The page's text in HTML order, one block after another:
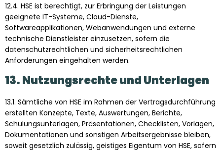
12.4. HSE ist berechtigt, zur Erbringung der Leistungen
geeignete IT-Systeme, Cloud-Dienste,
Softwareapplikationen, Webanwendungen und externe
technische Dienstleister einzusetzen, sofern die
datenschutzrechtlichen und sicherheitsrechtlichen
Anforderungen eingehalten werden.
13. Nutzungsrechte und Unterlagen
13.1. Sämtliche von HSE im Rahmen der Vertragsdurchführung
erstellten Konzepte, Texte, Auswertungen, Berichte,
Schulungsunterlagen, Präsentationen, Checklisten, Vorlagen,
Dokumentationen und sonstigen Arbeitsergebnisse bleiben,
soweit gesetzlich zulässig, geistiges Eigentum von HSE, sofern